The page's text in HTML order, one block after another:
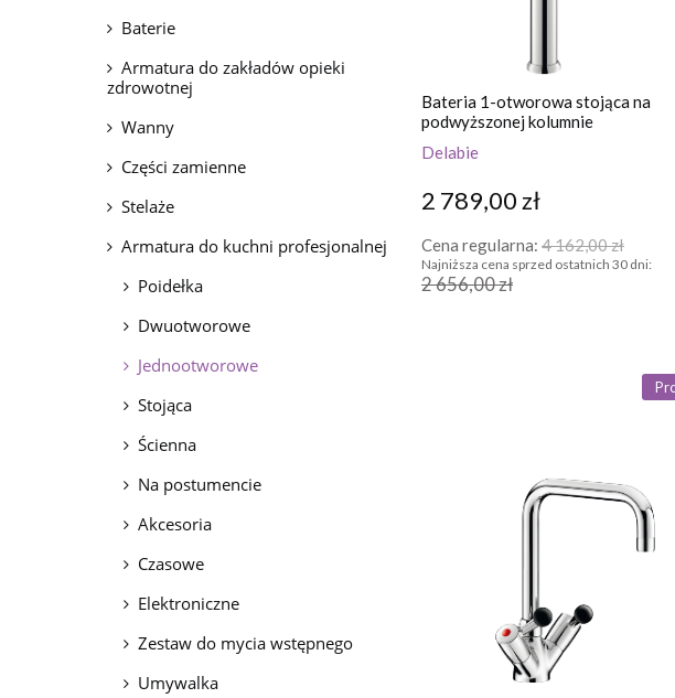
Baterie
Armatura do zakładów opieki
zdrowotnej
Wanny
Części zamienne
Stelaże
Armatura do kuchni profesjonalnej
Poidełka
Dwuotworowe
Jednootworowe
Stojąca
Ścienna
Na postumencie
Akcesoria
Czasowe
Elektroniczne
Zestaw do mycia wstępnego
Umywalka
Bateria 1-otworowa stojąca na
podwyższonej kolumnie
Delabie
2 789,00 zł
Cena regularna: 4 162,00 zł
Najniższa cena sprzed ostatnich 30 dni:
2 656,00 zł